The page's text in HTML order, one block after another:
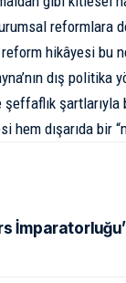
reformlara
reform hikâyesi bu
dış
hem dışarıda bir